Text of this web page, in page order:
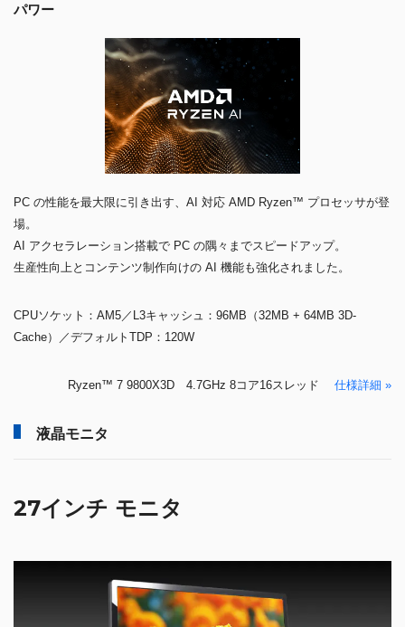
パワー
PC の性能を最大限に引き出す、AI 対応 AMD Ryzen™ プロセッサが登
場。
AI アクセラレーション搭載で PC の隅々までスピードアップ。
生産性向上とコンテンツ制作向けの AI 機能も強化されました。
CPUソケット：AM5／L3キャッシュ：96MB（32MB + 64MB 3D-
Cache）／デフォルトTDP：120W
Ryzen™ 7 9800X3D 4.7GHz 8コア16スレッド 仕様詳細 »
液晶モニタ
27インチ モニタ